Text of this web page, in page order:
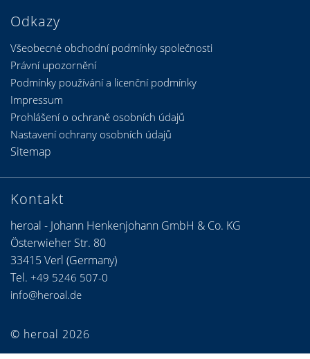
Odkazy
Všeobecné obchodní podmínky společnosti
Právní upozornění
Podmínky používání a licenční podmínky
Kontakt
heroal - Johann Henkenjohann GmbH & Co. KG
Österwieher Str. 80
33415 Verl (Germany)
Tel. +49 5246 507-0
info@heroal.de
Impressum
Prohlášení o ochraně osobních údajů
Nastavení ochrany osobních údajů
Sitemap
© heroal 2026